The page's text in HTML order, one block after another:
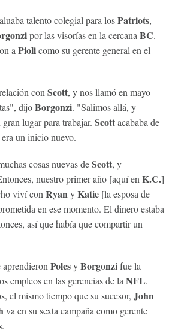
talento colegial para losPatriots,
por las visorías en la cercana BC.
a Piolicomo su gerente general en el
con Scott, y nos llamó en mayo
dijoBorgonzi. "Salimos allá, y
lugar para trabajar. Scottacababa de
un inicio nuevo.
cosas nuevas deScott, y
nuestro primer año [aquí en K.C.]
viví con Ryan yKatie [la esposa de
en ese momento. El dinero estaba
así que había que compartir un
aprendieron PolesyBorgonzifue la
empleos en las gerencias de la NFL.
el mismo tiempo que su sucesor, John
va en su sexta campaña como gerente
.